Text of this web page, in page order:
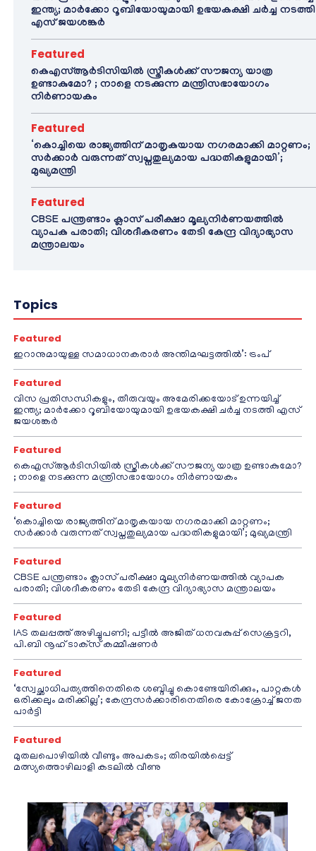
ഇന്ത്യ; മാർക്കോ റൂബിയോയുമായി ഉഭയകക്ഷി ചർച്ച നടത്തി
എസ് ജയശങ്കർ
Featured
കെഎസ്ആർടിസിയിൽ സ്ത്രീകൾക്ക് സൗജന്യ യാത്ര
ഉണ്ടാകുമോ? ; നാളെ നടക്കുന്ന മന്ത്രിസഭായോഗം
നിർണായകം
Featured
‘കൊച്ചിയെ രാജ്യത്തിന് മാതൃകയായ നഗരമാക്കി മാറ്റണം;
സർക്കാർ വരുന്നത് സ്വപ്നതുല്യമായ പദ്ധതികളുമായി’;
മുഖ്യമന്ത്രി
Featured
CBSE പന്ത്രണ്ടാം ക്ലാസ് പരീക്ഷാ മൂല്യനിർണയത്തിൽ
വ്യാപക പരാതി; വിശദീകരണം തേടി കേന്ദ്ര വിദ്യാഭ്യാസ
മന്ത്രാലയം
Topics
Featured
ഇറാനുമായുള്ള സമാധാനകരാർ അന്തിമഘട്ടത്തിൽ‌’: ട്രംപ്
Featured
വിസ പ്രതിസന്ധികളും, തീരുവയും അമേരിക്കയോട് ഉന്നയിച്ച്
ഇന്ത്യ; മാർക്കോ റൂബിയോയുമായി ഉഭയകക്ഷി ചർച്ച നടത്തി എസ്
ജയശങ്കർ
Featured
കെഎസ്ആർടിസിയിൽ സ്ത്രീകൾക്ക് സൗജന്യ യാത്ര ഉണ്ടാകുമോ?
; നാളെ നടക്കുന്ന മന്ത്രിസഭായോഗം നിർണായകം
Featured
‘കൊച്ചിയെ രാജ്യത്തിന് മാതൃകയായ നഗരമാക്കി മാറ്റണം;
സർക്കാർ വരുന്നത് സ്വപ്നതുല്യമായ പദ്ധതികളുമായി’; മുഖ്യമന്ത്രി
Featured
CBSE പന്ത്രണ്ടാം ക്ലാസ് പരീക്ഷാ മൂല്യനിർണയത്തിൽ വ്യാപക
പരാതി; വിശദീകരണം തേടി കേന്ദ്ര വിദ്യാഭ്യാസ മന്ത്രാലയം
Featured
IAS തലപ്പത്ത് അഴിച്ചുപണി; പട്ടീല്‍ അജിത് ധനവകുപ്പ് സെക്രട്ടറി,
പി.ബി നൂഹ് ടാക്‌സ് കമ്മീഷണര്‍
Featured
‘സ്വേച്ഛാധിപത്യത്തിനെതിരെ ശബ്ദിച്ചു കൊണ്ടേയിരിക്കും, പാറ്റകൾ
ഒരിക്കലും മരിക്കില്ല’; കേന്ദ്രസർക്കാരിനെതിരെ കോക്രോച്ച് ജനത
പാർട്ടി
Featured
മുതലപൊഴിയിൽ വീണ്ടും അപകടം; തിരയിൽപ്പെട്ട്
മത്സ്യത്തൊഴിലാളി കടലിൽ വീണു